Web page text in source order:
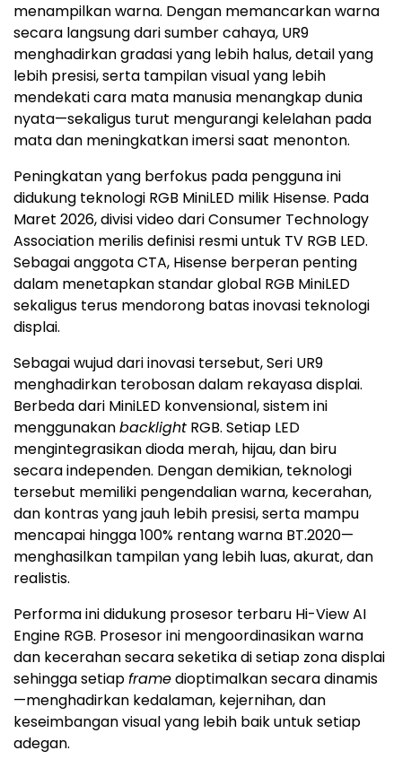
menampilkan warna. Dengan memancarkan warna
secara langsung dari sumber cahaya, UR9
menghadirkan gradasi yang lebih halus, detail yang
lebih presisi, serta tampilan visual yang lebih
mendekati cara mata manusia menangkap dunia
nyata—sekaligus turut mengurangi kelelahan pada
mata dan meningkatkan imersi saat menonton.
Peningkatan yang berfokus pada pengguna ini
didukung teknologi RGB MiniLED milik Hisense. Pada
Maret 2026, divisi video dari Consumer Technology
Association merilis definisi resmi untuk TV RGB LED.
Sebagai anggota CTA, Hisense berperan penting
dalam menetapkan standar global RGB MiniLED
sekaligus terus mendorong batas inovasi teknologi
displai.
Sebagai wujud dari inovasi tersebut, Seri UR9
menghadirkan terobosan dalam rekayasa displai.
Berbeda dari MiniLED konvensional, sistem ini
menggunakanbacklight RGB. Setiap LED
mengintegrasikan dioda merah, hijau, dan biru
secara independen. Dengan demikian, teknologi
tersebut memiliki pengendalian warna, kecerahan,
dan kontras yang jauh lebih presisi, serta mampu
mencapai hingga 100% rentang warna BT.2020—
menghasilkan tampilan yang lebih luas, akurat, dan
realistis.
Performa ini didukung prosesor terbaru Hi-View AI
Engine RGB. Prosesor ini mengoordinasikan warna
dan kecerahan secara seketika di setiap zona displai
sehingga setiapframedioptimalkan secara dinamis
—menghadirkan kedalaman, kejernihan, dan
keseimbangan visual yang lebih baik untuk setiap
adegan.